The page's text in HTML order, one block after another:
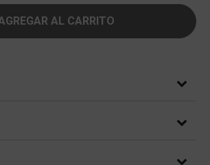
AL CARRITO